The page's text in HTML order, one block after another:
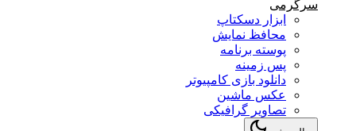
سرگرمی
ابزار دسکتاپ
محافظ نمایش
پوسته برنامه
پس زمینه
دانلود بازی کامپیوتر
عکس ماشین
تصاویر گرافیکی